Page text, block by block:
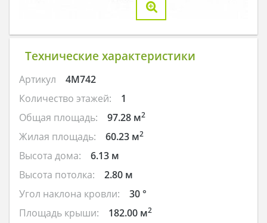
Технические характеристики
Артикул
4M742
Количество этажей:
1
Общая площадь:
97.28 м2
Жилая площадь: 60.23 м2
Высота дома:
6.13 м
Высота потолка:
2.80 м
Угол наклона кровли:
30 °
Площадь крыши:
182.00 м2